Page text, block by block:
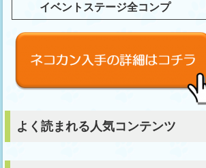
イベントステージ全コンプ
よく読まれる人気コンテンツ